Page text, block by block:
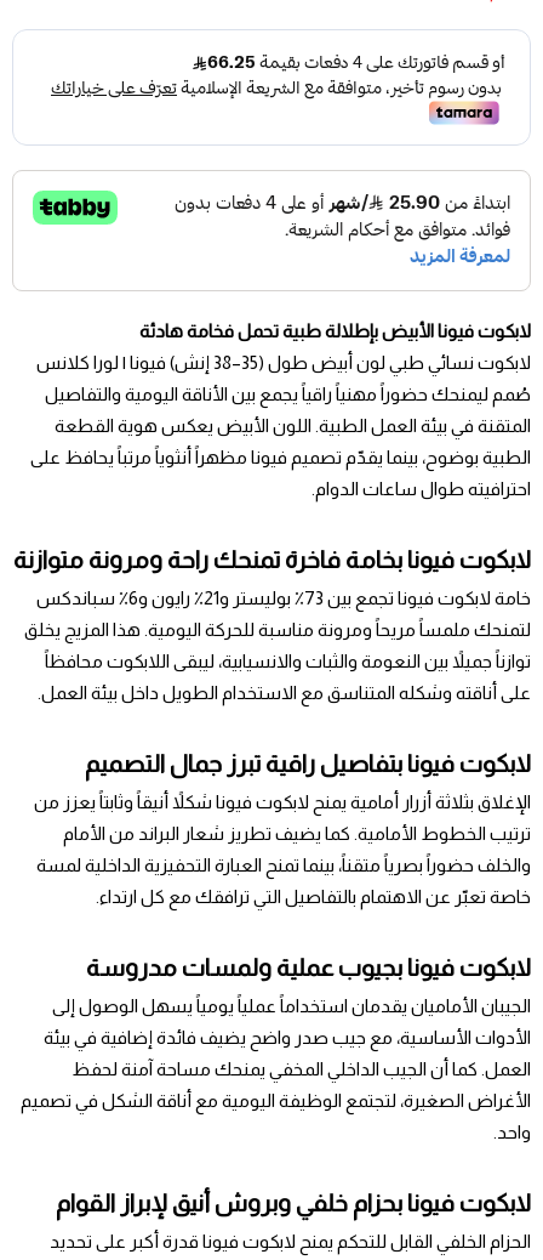
لابكوت فيونا الأبيض بإطلالة طبية تحمل فخامة هادئة
لابكوت نسائي طبي لون أبيض طول (35–38 إنش) فيونا | لورا كلانس
صُمم ليمنحك حضوراً مهنياً راقياً يجمع بين الأناقة اليومية والتفاصيل
المتقنة في بيئة العمل الطبية. اللون الأبيض يعكس هوية القطعة
الطبية بوضوح، بينما يقدّم تصميم فيونا مظهراً أنثوياً مرتباً يحافظ على
احترافيته طوال ساعات الدوام.
لابكوت فيونا بخامة فاخرة تمنحك راحة ومرونة متوازنة
خامة لابكوت فيونا تجمع بين 73٪ بوليستر و21٪ رايون و6٪ سباندكس
لتمنحك ملمساً مريحاً ومرونة مناسبة للحركة اليومية. هذا المزيج يخلق
توازناً جميلاً بين النعومة والثبات والانسيابية، ليبقى اللابكوت محافظاً
على أناقته وشكله المتناسق مع الاستخدام الطويل داخل بيئة العمل.
لابكوت فيونا بتفاصيل راقية تبرز جمال التصميم
الإغلاق بثلاثة أزرار أمامية يمنح لابكوت فيونا شكلاً أنيقاً وثابتاً يعزز من
ترتيب الخطوط الأمامية. كما يضيف تطريز شعار البراند من الأمام
والخلف حضوراً بصرياً متقناً، بينما تمنح العبارة التحفيزية الداخلية لمسة
خاصة تعبّر عن الاهتمام بالتفاصيل التي ترافقك مع كل ارتداء.
لابكوت فيونا بجيوب عملية ولمسات مدروسة
الجيبان الأماميان يقدمان استخداماً عملياً يومياً يسهل الوصول إلى
الأدوات الأساسية، مع جيب صدر واضح يضيف فائدة إضافية في بيئة
العمل. كما أن الجيب الداخلي المخفي يمنحك مساحة آمنة لحفظ
الأغراض الصغيرة، لتجتمع الوظيفة اليومية مع أناقة الشكل في تصميم
واحد.
لابكوت فيونا بحزام خلفي وبروش أنيق لإبراز القوام
الحزام الخلفي القابل للتحكم يمنح لابكوت فيونا قدرة أكبر على تحديد